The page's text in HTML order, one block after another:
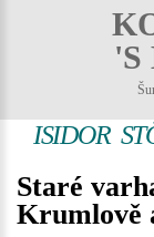
'S
ISIDOR
Staré
Krumlově